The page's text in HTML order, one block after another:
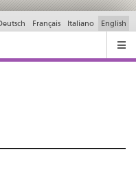
Français Italiano English